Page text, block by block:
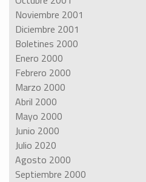
Noviembre 2001
Diciembre 2001
Boletines 2000
Enero 2000
Febrero 2000
Marzo 2000
Abril 2000
Mayo 2000
Junio 2000
Julio 2020
Agosto 2000
Septiembre 2000